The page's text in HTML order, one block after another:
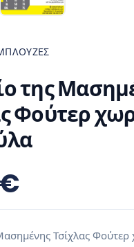
της
Φούτερ
€
Τσίχλας